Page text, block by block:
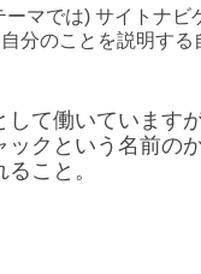
マでは) サイトナ
分のことを説明す
て働いています
クという名前の
こと。